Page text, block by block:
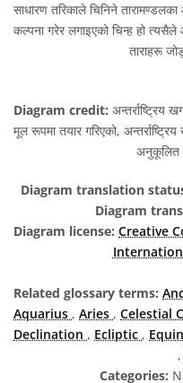
साधारण तरिकाले चिनिने
कल्पना गरेर लगाइएको चिन्ह हो त्यसैले
ताराहरू
Diagram credit: अन्तर्राष्ट्रिय
मूल रूपमा तयार गरिएको,
अनुकूलित
Diagram translation
Diagram
Diagram license: Creative
Related glossary terms:
Aquarius , Aries , Celestial
Declination , Ecliptic ,
,
Categories: